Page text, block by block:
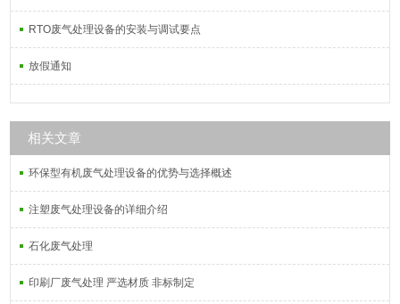
RTO废气处理设备的安装与调试要点
放假通知
相关文章
环保型有机废气处理设备的优势与选择概述
注塑废气处理设备的详细介绍
石化废气处理
印刷厂废气处理 严选材质 非标制定